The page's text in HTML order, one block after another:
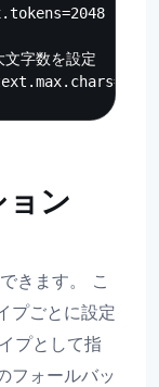
字数を設定
ン
きます。 こ
プごとに設定
プとして指
フォールバッ